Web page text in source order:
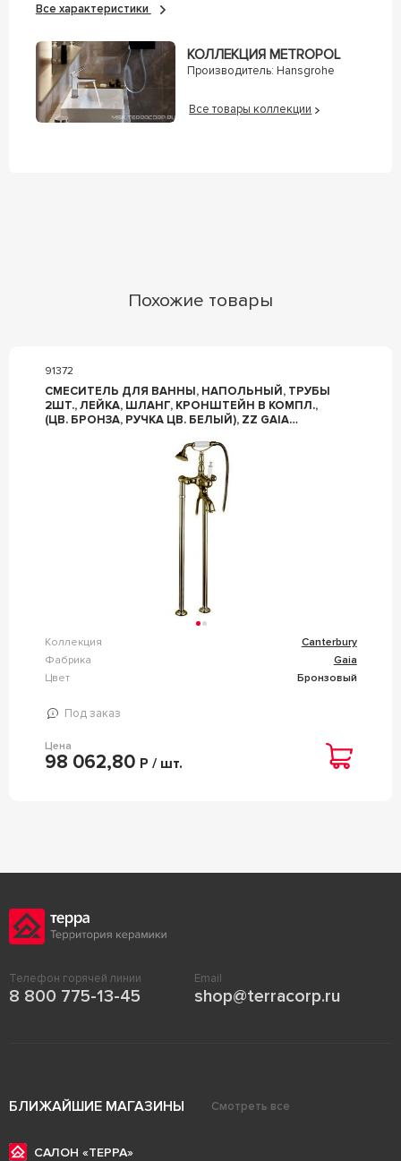
Все характеристики
КОЛЛЕКЦИЯ МETROPOL
Производитель: Hansgrohe
Все товары коллекции
Похожие товары
91372
СМЕСИТЕЛЬ ДЛЯ ВАННЫ, НАПОЛЬНЫЙ, ТРУБЫ
2ШТ., ЛЕЙКА, ШЛАНГ, КРОНШТЕЙН В КОМПЛ.,
(ЦВ. БРОНЗА, РУЧКА ЦВ. БЕЛЫЙ), ZZ GAIA
Коллекция
Canterbury
Фабрика
Gaia
Цвет
Бронзовый
Под заказ
Цена
98 062,80 Р / шт.
Телефон горячей линии
8 800 775-13-45
Email
shop@terracorp.ru
БЛИЖАЙШИЕ МАГАЗИНЫ Смотреть все
САЛОН «ТЕРРА»